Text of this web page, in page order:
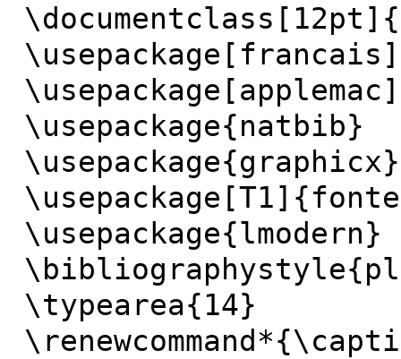
\usepackage{natbib}
\usepackage{graphicx}
\usepackage{lmodern}
\typearea{14}